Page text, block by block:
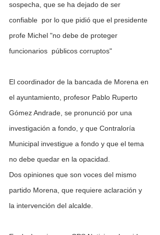
sospecha, que se ha dejado de ser
confiable  por lo que pidió que el presidente
profe Michel "no debe de proteger
funcionarios  públicos corruptos"
El coordinador de la bancada de Morena en
el ayuntamiento, profesor Pablo Ruperto
Gómez Andrade, se pronunció por una
investigación a fondo, y que Contraloría
Municipal investigue a fondo y que el tema
no debe quedar en la opacidad.
Dos opiniones que son voces del mismo
partido Morena, que requiere aclaración y
la intervención del alcalde.